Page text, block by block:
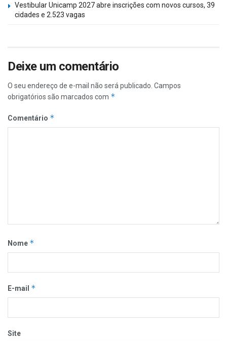
Vestibular Unicamp 2027 abre inscrições com novos cursos, 39
cidades e 2.523 vagas
Deixe um comentário
O seu endereço de e-mail não será publicado. Campos
obrigatórios são marcados com *
Comentário *
Nome *
E-mail *
Site